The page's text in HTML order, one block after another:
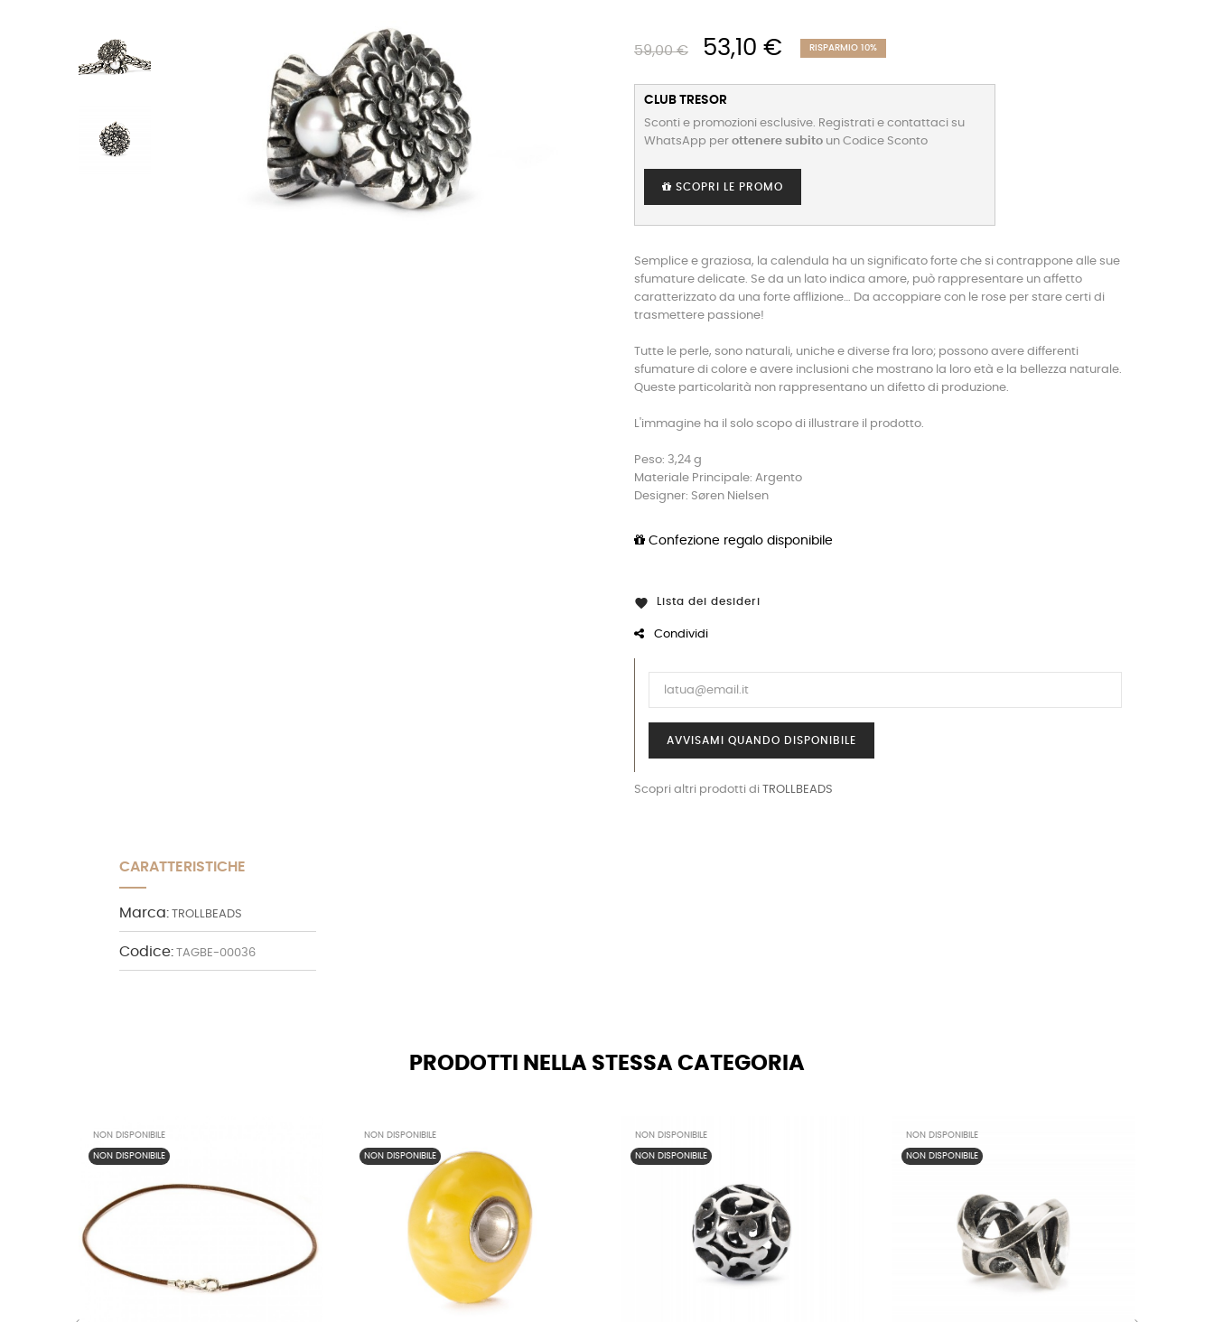
59,00 € 53,10 € RISPARMIO 10%
CLUB TRESOR
Sconti e promozioni esclusive. Registrati e contattaci su
WhatsApp per ottenere subito un Codice Sconto
SCOPRI LE PROMO
Semplice e graziosa, la calendula ha un significato forte che si contrappone alle sue
sfumature delicate. Se da un lato indica amore, può rappresentare un affetto
caratterizzato da una forte afflizione… Da accoppiare con le rose per stare certi di
trasmettere passione!
Tutte le perle, sono naturali, uniche e diverse fra loro; possono avere differenti
sfumature di colore e avere inclusioni che mostrano la loro età e la bellezza naturale.
Queste particolarità non rappresentano un difetto di produzione.
L'immagine ha il solo scopo di illustrare il prodotto.
Peso: 3,24 g
Materiale Principale: Argento
Designer: Søren Nielsen
Confezione regalo disponibile
 Lista dei desideri
Condividi
AVVISAMI QUANDO DISPONIBILE
Scopri altri prodotti di TROLLBEADS
CARATTERISTICHE
Marca: TROLLBEADS
Codice: TAGBE-00036
PRODOTTI NELLA STESSA CATEGORIA
NON DISPONIBILE
NON DISPONIBILE
NON DISPONIBILE
NON DISPONIBILE
NON DISPONIBILE
NON DISPONIBILE
NON DISPONIBILE
NON DISPONIBILE